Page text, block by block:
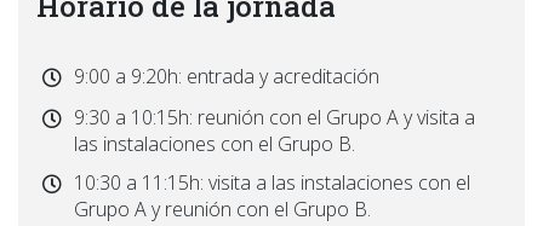
9:00 a 9:20h: entrada y acreditación
9:30 a 10:15h: reunión con el Grupo A y visita a
las instalaciones con el Grupo B.
10:30 a 11:15h: visita a las instalaciones con el
Grupo A y reunión con el Grupo B.